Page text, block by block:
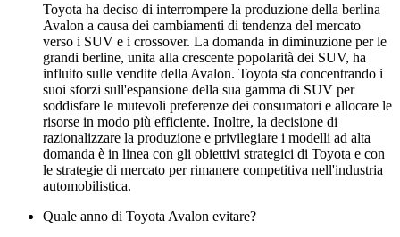
Toyota ha deciso di interrompere la produzione della berlina
Avalon a causa dei cambiamenti di tendenza del mercato
verso i SUV e i crossover. La domanda in diminuzione per le
grandi berline, unita alla crescente popolarità dei SUV, ha
influito sulle vendite della Avalon. Toyota sta concentrando i
suoi sforzi sull'espansione della sua gamma di SUV per
soddisfare le mutevoli preferenze dei consumatori e allocare le
risorse in modo più efficiente. Inoltre, la decisione di
razionalizzare la produzione e privilegiare i modelli ad alta
domanda è in linea con gli obiettivi strategici di Toyota e con
le strategie di mercato per rimanere competitiva nell'industria
automobilistica.
Quale anno di Toyota Avalon evitare?